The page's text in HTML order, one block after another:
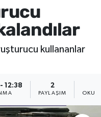
kullananlar
12:38 2
PAYLAŞIM